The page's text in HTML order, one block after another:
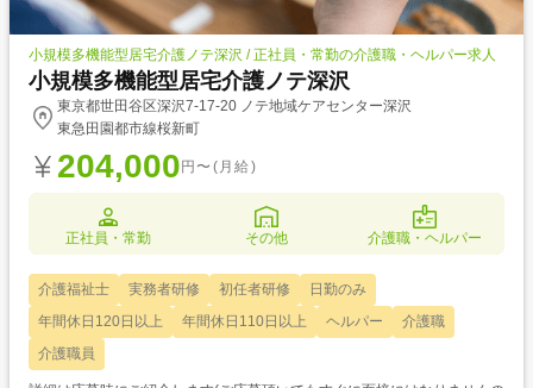
小規模多機能型居宅介護ノテ深沢 / 正社員・常勤の介護職・ヘルパー求人
小規模多機能型居宅介護ノテ深沢
東京都世田谷区深沢7-17-20 ノテ地域ケアセンター深沢
東急田園都市線桜新町
204,000 円〜(月給)
正社員・常勤 その他 介護職・ヘルパー
介護福祉士 実務者研修 初任者研修
日勤のみ
年間休日120日以上
年間休日110日以上 ヘルパー
介護職
介護職員